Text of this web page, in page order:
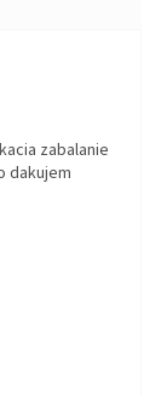
zabalanie
dakujem